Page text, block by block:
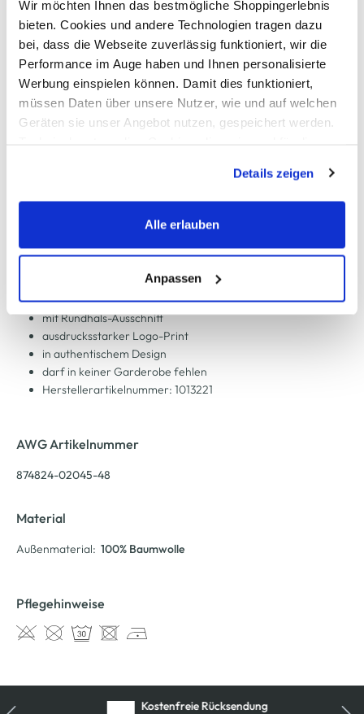
Wir möchten Ihnen das bestmögliche Shoppingerlebnis
bieten. Cookies und andere Technologien tragen dazu
bei, dass die Webseite zuverlässig funktioniert, wir die
Performance im Auge haben und Ihnen personalisierte
Werbung einspielen können. Damit dies funktioniert,
müssen Daten über unsere Nutzer, wie und auf welchen
Geräten sie unser Angebot nutzen, gespeichert werden.
werden, werden bei der Nutzung der Webseite auf jeden
Fall gesetzt. Cookies von Drittanbietern für Analyse- oder
Trackingzwecke werden nur dann aktiviert, wenn Sie das
erlauben" bzw. "Alle erlauben" klicken. Mehr dazu
(einschließlich der Möglichkeit, die Einwilligungserklärung
zu ändern oder zu widerrufen) erfahren Sie in unserem
Cookie-Hinweisbzw. derDatenschutzerklärung.
Details zeigen
Alle erlauben
Anpassen
In den Warenkorb
Schneller DHL Versand: in 1–3 Werktagen
Kostenfreie Rücksendung innerhalb 14 Tage
Kostenlose Filiallieferung in Ihre Wunschfiliale
Herren Shirt mit Frontprint
bequemes Shirt von Mustang
mit Rundhals-Ausschnitt
ausdrucksstarker Logo-Print
in authentischem Design
darf in keiner Garderobe fehlen
Herstellerartikelnummer: 1013221
AWG Artikelnummer
874824-02045-48
Material
Außenmaterial: 100% Baumwolle
Pflegehinweise
Kostenfreie Rücksendung